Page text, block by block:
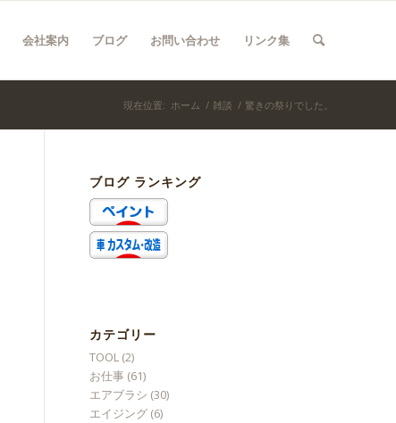
会社案内 ブログ お問い合わせ リンク集
現在位置: ホーム / 雑談 / 驚きの祭りでした。
ブログ ランキング
カテゴリー
TOOL (2)
お仕事 (61)
エアブラシ (30)
エイジング (6)